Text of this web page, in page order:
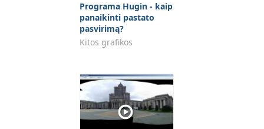
Programa Hugin - kaip
panaikinti pastato
pasvirimą?
Kitos grafikos